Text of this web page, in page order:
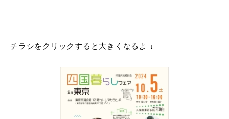
チラシをクリックすると大きくなるよ ↓